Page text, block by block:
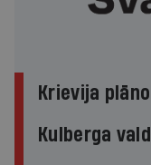
Krievija
Kulberga